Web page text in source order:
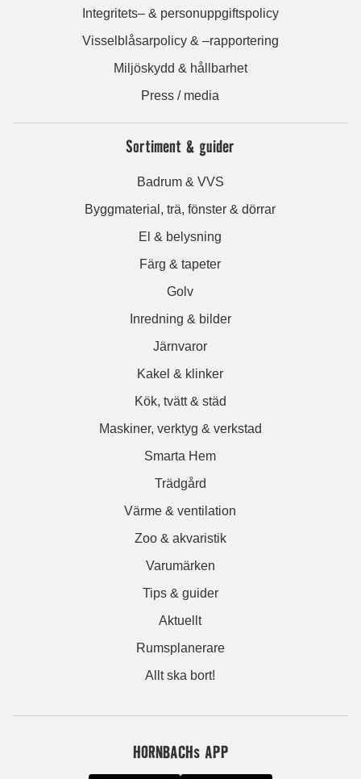
Integritets– & personuppgiftspolicy
Visselblåsarpolicy & –rapportering
Miljöskydd & hållbarhet
Press / media
Sortiment & guider
Badrum & VVS
Byggmaterial, trä, fönster & dörrar
El & belysning
Färg & tapeter
Golv
Inredning & bilder
Järnvaror
Kakel & klinker
Kök, tvätt & städ
Maskiner, verktyg & verkstad
Smarta Hem
Trädgård
Värme & ventilation
Zoo & akvaristik
Varumärken
Tips & guider
Aktuellt
Rumsplanerare
Allt ska bort!
HORNBACHs APP